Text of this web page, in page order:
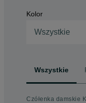
Kolor
Wszystkie
Wszystkie
Czółenka damskie